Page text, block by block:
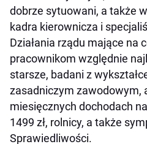
dobrze sytuowani, a także
kadra kierownicza i
Działania rządu mające na
pracownikom względnie
starsze, badani z
zasadniczym zawodowym,
miesięcznych dochodach
1499 zł, rolnicy, a także
Sprawiedliwości.